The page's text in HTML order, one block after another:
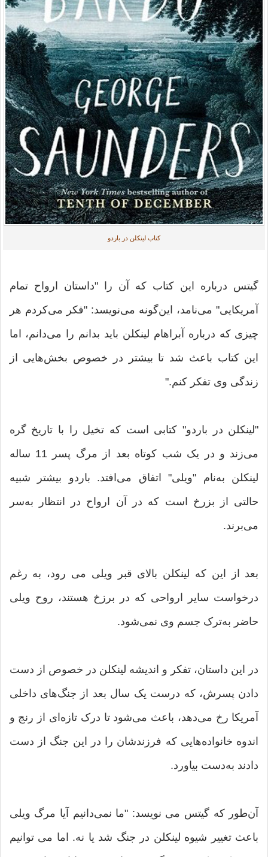
کتاب لینکلن در باردو
گیتس درباره این کتاب که آن را "داستان ارواح تمام
آمریکایی" می‌نامد، این‌گونه می‌نویسد: "فکر می‌کردم هر
چیزی که درباره آبراهام لینکلن باید بدانم را می‌دانم، اما
این کتاب باعث شد تا بیشتر در خصوص بخش‌هایی از
زندگی وی تفکر کنم."
"لینکلن در باردو" کتابی است که تخیل را با تاریخ گره
می‌زند و در یک شب کوتاه بعد از مرگ پسر 11 ساله
لینکلن به‌نام "ویلی" اتفاق می‌افتد. باردو بیشتر شبیه
حالتی از بزرخ است که در آن ارواح در انتظار به‌سر
می‌برند.
بعد از این که لینکلن بالای قبر ویلی می رود، به رغم
درخواست سایر ارواحی که در برزخ هستند، روح ویلی
حاضر به‌ترک جسم وی نمی‌شود.
در این داستان، تفکر و اندیشه لینکلن در خصوص از دست
دادن پسرش، که درست یک سال بعد از جنگ‌های داخلی
آمریکا رخ می‌دهد، باعث می‌شود تا درک تازه‌ای از رنج و
اندوه خانواده‌هایی که فرزندشان را در این جنگ از دست
دادند به‌دست بیاورد.
آن‌طور که گیتس می نویسد: "ما نمی‌دانیم آیا مرگ ویلی
باعث تغییر شیوه لینکلن در جنگ شد یا نه. اما می توانیم